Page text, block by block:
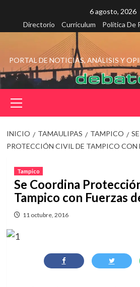
contenido
6 agosto, 2026
Directorio
Curriculum Política De
PORTAL DE NOTICIAS, ANÁLISIS Y
principal
INICIO TAMAULIPAS TAMPICO
PROTECCIÓN CIVIL DE TAMPICO CON
Tampico
Se Coordina
Tampico con Fuerzas
11 octubre, 2016